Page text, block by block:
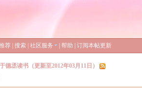
荐 搜索 社区服务 帮助 订阅本帖更新
于德丞读书（更新至2012年03月11日）